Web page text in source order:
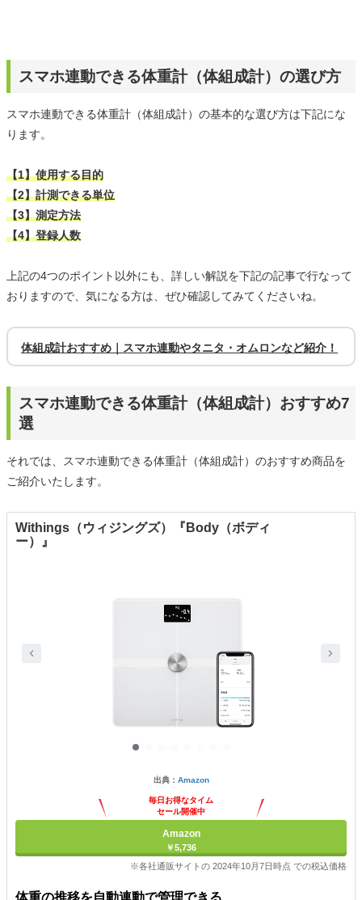
スマホ連動できる体重計（体組成計）の選び方
スマホ連動できる体重計（体組成計）の基本的な選び方は下記にな
ります。
【1】使用する目的
【2】計測できる単位
【3】測定方法
【4】登録人数
上記の4つのポイント以外にも、詳しい解説を下記の記事で行なって
おりますので、気になる方は、ぜひ確認してみてくださいね。
体組成計おすすめ｜スマホ連動やタニタ・オムロンなど紹介！
スマホ連動できる体重計（体組成計）おすすめ7
選
それでは、スマホ連動できる体重計（体組成計）のおすすめ商品を
ご紹介いたします。
Withings（ウィジングズ）『Body（ボディ
ー）』
出典： Amazon
毎日お得なタイム
セール開催中
Amazon
￥5,736
※各社通販サイトの 2024年10月7日時点 での税込価格